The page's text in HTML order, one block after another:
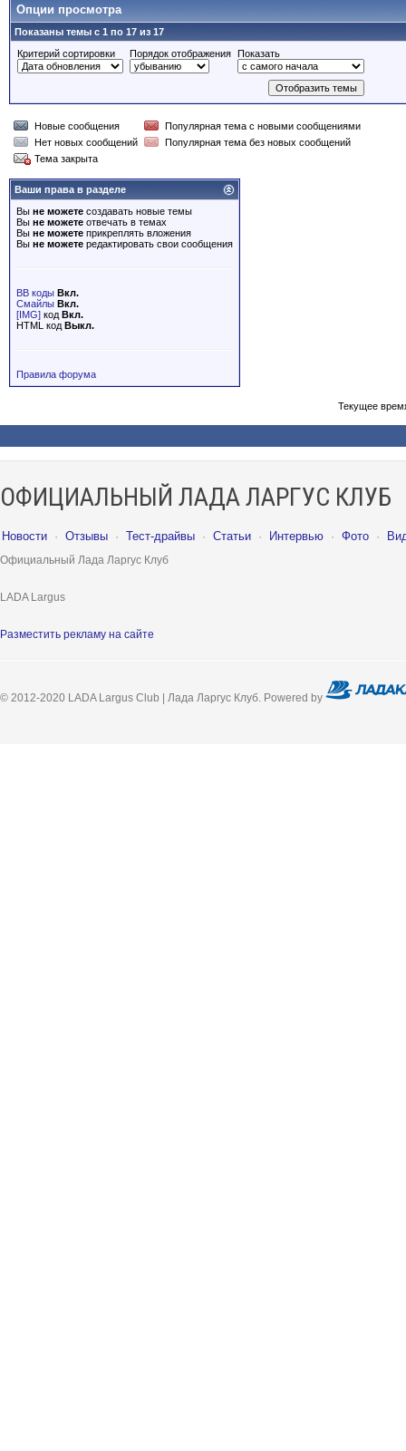
Опции просмотра
Показаны темы с 1 по 17 из 17
Критерий сортировки
Порядок отображения Показать
Новые сообщения
Популярная тема с новыми сообщениями
Нет новых сообщений
Популярная тема без новых сообщений
Тема закрыта
Ваши права в разделе
Вы не можете создавать новые темы
Вы не можете отвечать в темах
Вы не можете прикреплять вложения
Вы не можете редактировать свои сообщения
BB коды Вкл.
Смайлы Вкл.
[IMG] код Вкл.
HTML код Выкл.
Правила форума
Текущее
ОФИЦИАЛЬНЫЙ ЛАДА ЛАРГУС КЛУБ
Новости · Отзывы · Тест-драйвы · Статьи · Интервью · Фото ·
Официальный Лада Ларгус Клуб
LADA Largus
Разместить рекламу на сайте
© 2012-2020 LADA Largus Club | Лада Ларгус Клуб. Powered by